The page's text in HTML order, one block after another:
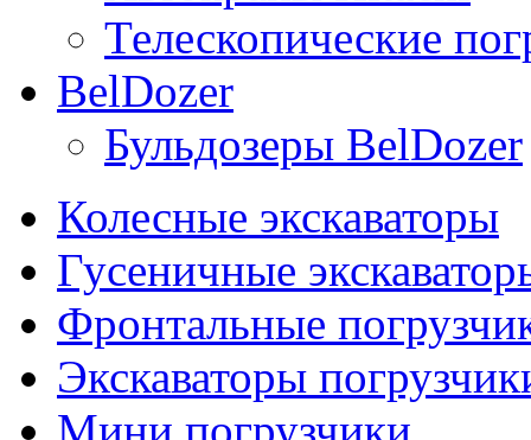
Телескопические
BelDozer
Бульдозеры BelDozer
Колесные экскаваторы
Гусеничные
Фронтальные
Экскаваторы
Мини погрузчики